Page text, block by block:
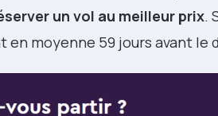
un vol au meilleur prix.
en moyenne 59 jours avant le